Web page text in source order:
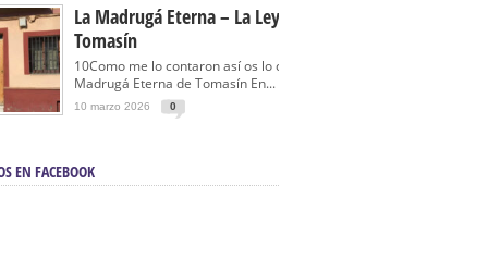
La Madrugá Eterna – La Leyenda De
Tomasín
10Como me lo contaron así os lo cuento… La
Madrugá Eterna de Tomasín En...
10 marzo 2026 0
EN FACEBOOK